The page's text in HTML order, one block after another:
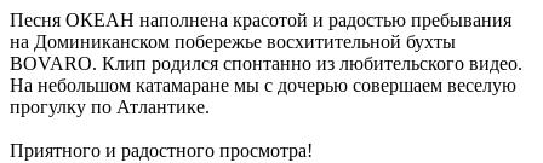
Песня ОКЕАН наполнена красотой и радостью пребывания
на Доминиканском побережье восхитительной бухты
BOVARO. Клип родился спонтанно из любительского видео.
На небольшом катамаране мы с дочерью совершаем веселую
прогулку по Атлантике.
Приятного и радостного просмотра!